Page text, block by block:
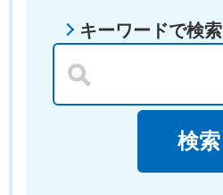
キーワードで検索